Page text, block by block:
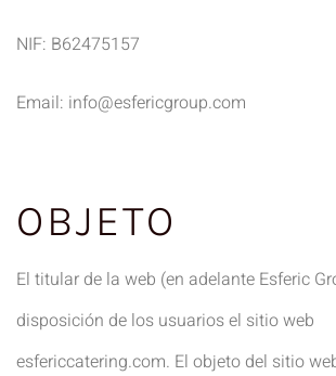
NIF: B62475157
Email: info@esfericgroup.com
OBJETO
El titular de la web (en adelante Esferic
disposición de los usuarios el sitio web
esfericcatering.com. El objeto del sitio